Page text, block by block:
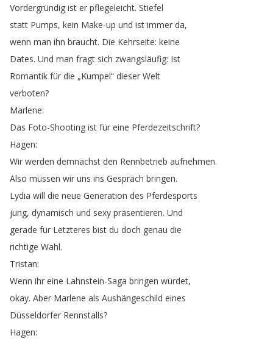
Vordergründig ist er pflegeleicht. Stiefel
statt Pumps, kein Make-up und ist immer da,
wenn man ihn braucht. Die Kehrseite: keine
Dates. Und man fragt sich zwangsläufig: Ist
Romantik für die „Kumpel“ dieser Welt
verboten?
Marlene:
Das Foto-Shooting ist für eine Pferdezeitschrift?
Hagen:
Wir werden demnächst den Rennbetrieb aufnehmen.
Also müssen wir uns ins Gespräch bringen.
Lydia will die neue Generation des Pferdesports
jung, dynamisch und sexy präsentieren. Und
gerade für Letzteres bist du doch genau die
richtige Wahl.
Tristan:
Wenn ihr eine Lahnstein-Saga bringen würdet,
okay. Aber Marlene als Aushängeschild eines
Düsseldorfer Rennstalls?
Hagen: